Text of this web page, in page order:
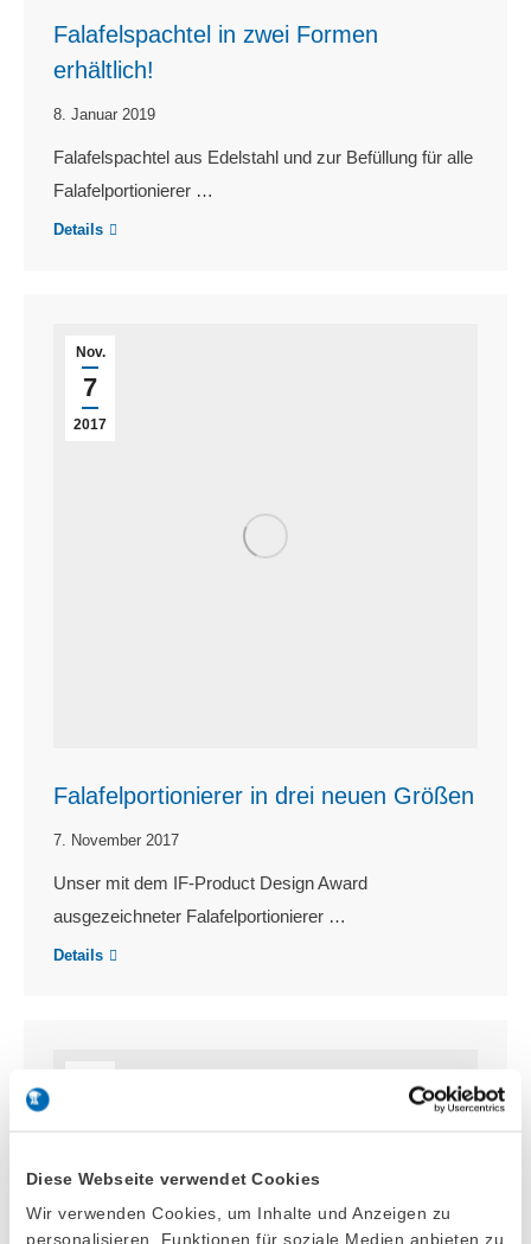
Diese Webseite verwendet Cookies
Wir verwenden Cookies, um Inhalte und Anzeigen zu
personalisieren, Funktionen für soziale Medien anbieten zu
Falafelspachtel in zwei Formen
erhältlich!
8. Januar 2019
Falafelspachtel aus Edelstahl und zur Befüllung für alle
Falafelportionierer …
Details
Nov.
7
2017
Falafelportionierer in drei neuen Größen
7. November 2017
Unser mit dem IF-Product Design Award
ausgezeichneter Falafelportionierer …
Details